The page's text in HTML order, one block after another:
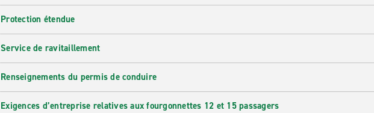
Protection étendue
Service de ravitaillement
Renseignements du permis de conduire
Exigences d’entreprise relatives aux fourgonnettes 12 et 15 passagers